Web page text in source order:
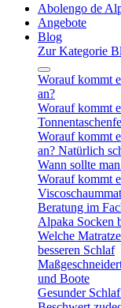
Abolengo de
Angebote
Blog
Zur Kategorie
Worauf kommt
an?
Worauf kommt
Worauf kommt
an? Natürlich
Wann sollte
Worauf kommt
Beratung im
Alpaka Socken
Welche
besseren Schlaf
und Boote
Gesunder